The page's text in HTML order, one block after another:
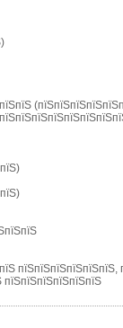
пїЅпїЅпїЅпїЅпїЅпїЅ